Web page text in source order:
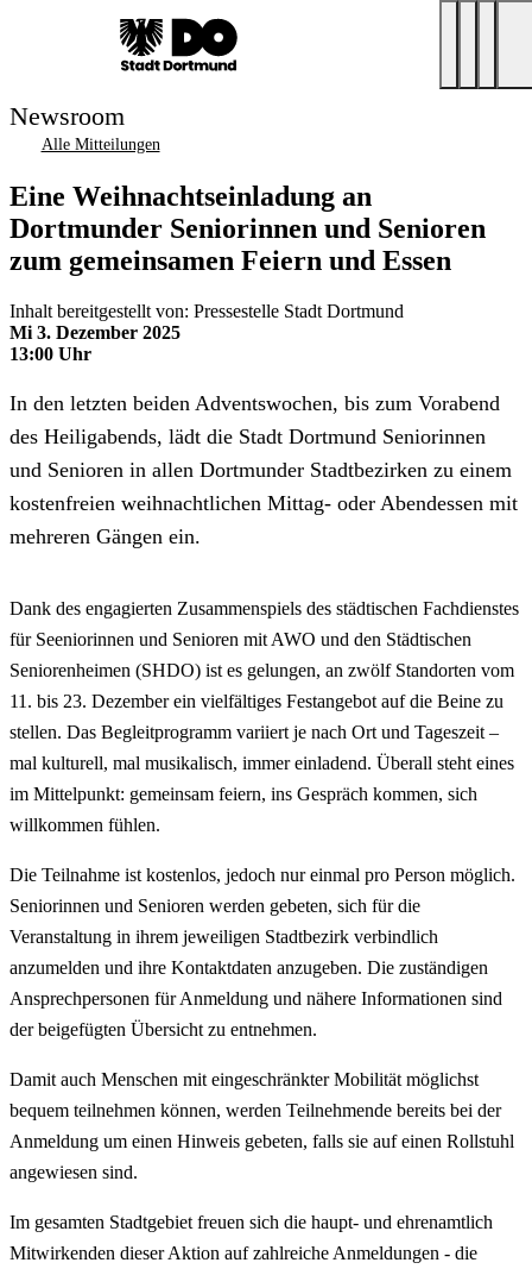
Newsroom
Alle Mitteilungen
Eine Weihnachtseinladung an
Dortmunder Seniorinnen und Senioren
zum gemeinsamen Feiern und Essen
Inhalt bereitgestellt von: Pressestelle Stadt Dortmund
Mi 3. Dezember 2025
13:00 Uhr
In den letzten beiden Adventswochen, bis zum Vorabend
des Heiligabends, lädt die Stadt Dortmund Seniorinnen
und Senioren in allen Dortmunder Stadtbezirken zu einem
kostenfreien weihnachtlichen Mittag- oder Abendessen mit
mehreren Gängen ein.
Dank des engagierten Zusammenspiels des städtischen Fachdienstes
für Seeniorinnen und Senioren mit AWO und den Städtischen
Seniorenheimen (SHDO) ist es gelungen, an zwölf Standorten vom
11. bis 23. Dezember ein vielfältiges Festangebot auf die Beine zu
stellen. Das Begleitprogramm variiert je nach Ort und Tageszeit –
mal kulturell, mal musikalisch, immer einladend. Überall steht eines
im Mittelpunkt: gemeinsam feiern, ins Gespräch kommen, sich
willkommen fühlen.
Die Teilnahme ist kostenlos, jedoch nur einmal pro Person möglich.
Seniorinnen und Senioren werden gebeten, sich für die
Veranstaltung in ihrem jeweiligen Stadtbezirk verbindlich
anzumelden und ihre Kontaktdaten anzugeben. Die zuständigen
Ansprechpersonen für Anmeldung und nähere Informationen sind
der beigefügten Übersicht zu entnehmen.
Damit auch Menschen mit eingeschränkter Mobilität möglichst
bequem teilnehmen können, werden Teilnehmende bereits bei der
Anmeldung um einen Hinweis gebeten, falls sie auf einen Rollstuhl
angewiesen sind.
Im gesamten Stadtgebiet freuen sich die haupt- und ehrenamtlich
Mitwirkenden dieser Aktion auf zahlreiche Anmeldungen - die